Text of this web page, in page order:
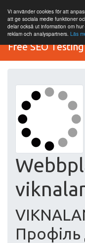
Vi använder cookies för att
att ge sociala medie funktioner
delar också ut information om
reklam och analyspartners. Läs
Free SEO
Профіль